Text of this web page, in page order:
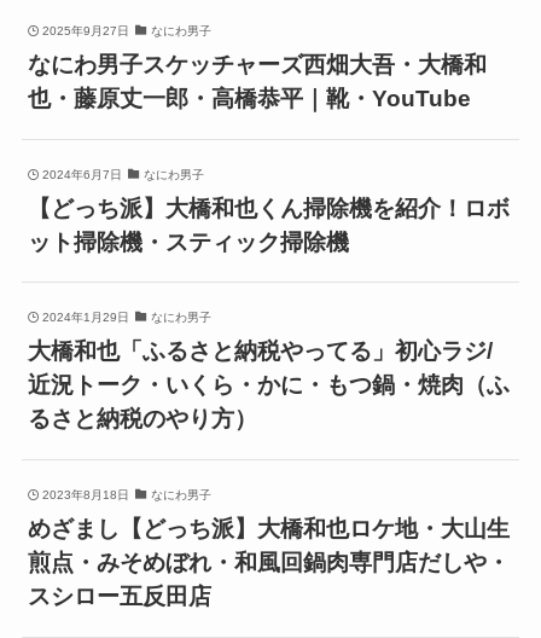
2025年9月27日 なにわ男子
なにわ男子スケッチャーズ西畑大吾・大橋和
也・藤原丈一郎・高橋恭平｜靴・YouTube
2024年6月7日 なにわ男子
【どっち派】大橋和也くん掃除機を紹介！ロボ
ット掃除機・スティック掃除機
2024年1月29日 なにわ男子
大橋和也「ふるさと納税やってる」初心ラジ/
近況トーク・いくら・かに・もつ鍋・焼肉（ふ
るさと納税のやり方）
2023年8月18日 なにわ男子
めざまし【どっち派】大橋和也ロケ地・大山生
煎点・みそめぼれ・和風回鍋肉専門店だしや・
スシロー五反田店